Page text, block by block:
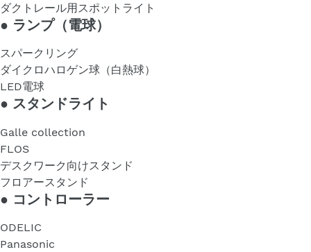
ダクトレール用スポットライト
● ランプ（電球）
スパークリング
ダイクロハロゲン球（白熱球）
LED電球
● スタンドライト
Galle collection
FLOS
デスクワーク向けスタンド
フロアースタンド
● コントローラー
ODELIC
Panasonic